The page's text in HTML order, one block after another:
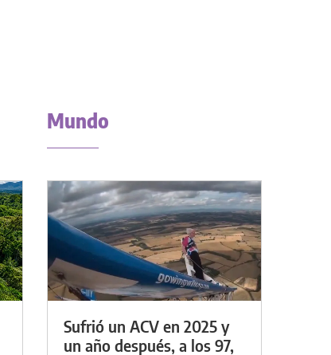
Mundo
Sufrió un ACV en 2025 y
un año después, a los 97,